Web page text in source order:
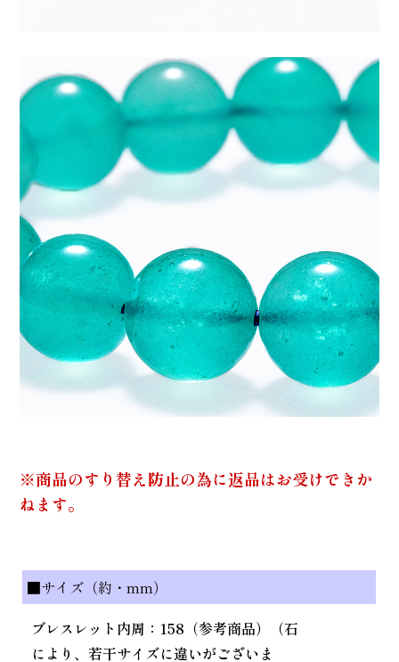
※商品のすり替え防止の為に返品はお受けできか
ねます。
■サイズ（約・mm）
ブレスレット内周：158（参考商品）（石
により、若干サイズに違いがございま